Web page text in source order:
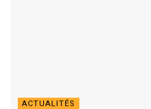
ACTUALITÉS